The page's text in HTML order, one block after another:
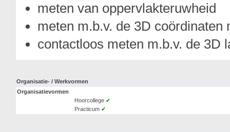
meten van oppervlakteruwheid
meten m.b.v. de 3D coördinaten
contactloos meten m.b.v. de 3D
Organisatie- / Werkvormen
Organisatievormen
Hoorcollege ✔
Practicum ✔